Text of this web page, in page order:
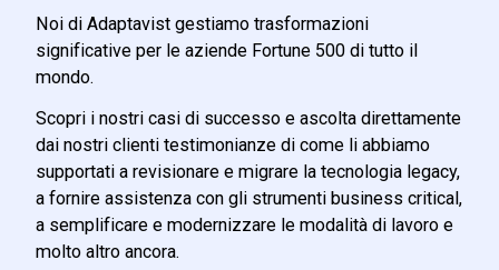
Noi di Adaptavist gestiamo trasformazioni
significative per le aziende Fortune 500 di tutto il
mondo.
Scopri i nostri casi di successo e ascolta direttamente
dai nostri clienti testimonianze di come li abbiamo
supportati a revisionare e migrare la tecnologia legacy,
a fornire assistenza con gli strumenti business critical,
a semplificare e modernizzare le modalità di lavoro e
molto altro ancora.